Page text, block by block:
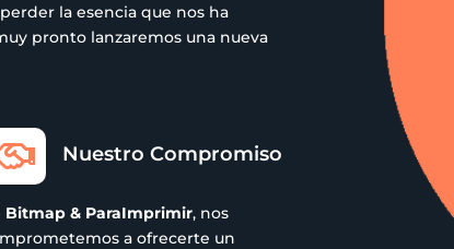
la esencia que nos ha
pronto lanzaremos una nueva
Nuestro Compromiso
Bitmap & ParaImprimir, nos
a ofrecerte un